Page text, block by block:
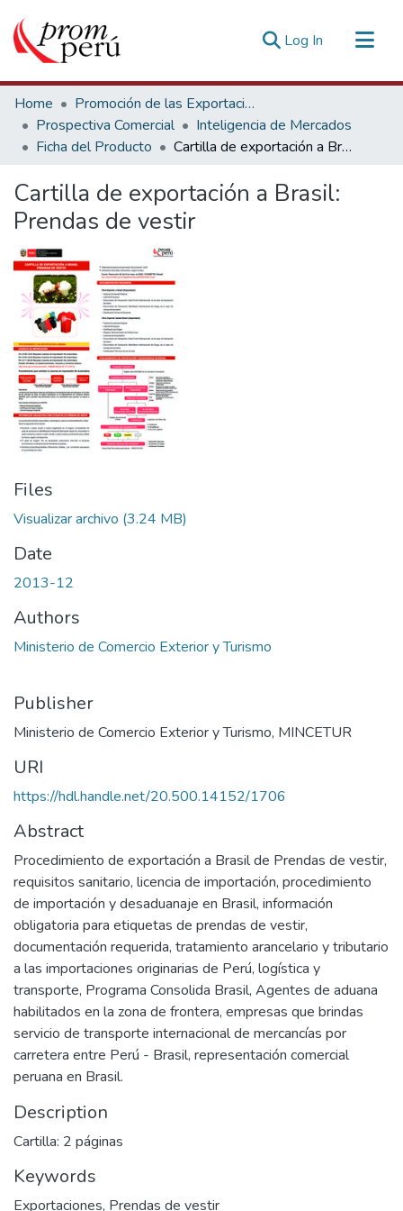
Log In (current)
Communities & Collections
All of DSpace
Statistics
Home
Promoción de las Exportaciones
Prospectiva Comercial
Inteligencia de Mercados
Ficha del Producto
Cartilla de exportación a Brasil: Prendas de vestir
Cartilla de exportación a Brasil:
Prendas de vestir
Files
Visualizar archivo (3.24 MB)
Date
2013-12
Authors
Ministerio de Comercio Exterior y Turismo
Publisher
Ministerio de Comercio Exterior y Turismo, MINCETUR
URI
https://hdl.handle.net/20.500.14152/1706
Abstract
Procedimiento de exportación a Brasil de Prendas de vestir,
requisitos sanitario, licencia de importación, procedimiento
de importación y desaduanaje en Brasil, información
obligatoria para etiquetas de prendas de vestir,
documentación requerida, tratamiento arancelario y tributario
a las importaciones originarias de Perú, logística y
transporte, Programa Consolida Brasil, Agentes de aduana
habilitados en la zona de frontera, empresas que brindas
servicio de transporte internacional de mercancías por
carretera entre Perú - Brasil, representación comercial
peruana en Brasil.
Description
Cartilla: 2 páginas
Keywords
Exportaciones, Prendas de vestir